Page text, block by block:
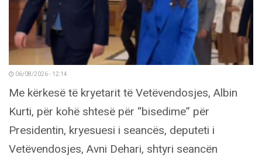
06/08/2026 - 12:14
Me kërkesë të kryetarit të Vetëvendosjes, Albin
Kurti, për kohë shtesë për “bisedime” për
Presidentin, kryesuesi i seancës, deputeti i
Vetëvendosjes, Avni Dehari, shtyri seancën